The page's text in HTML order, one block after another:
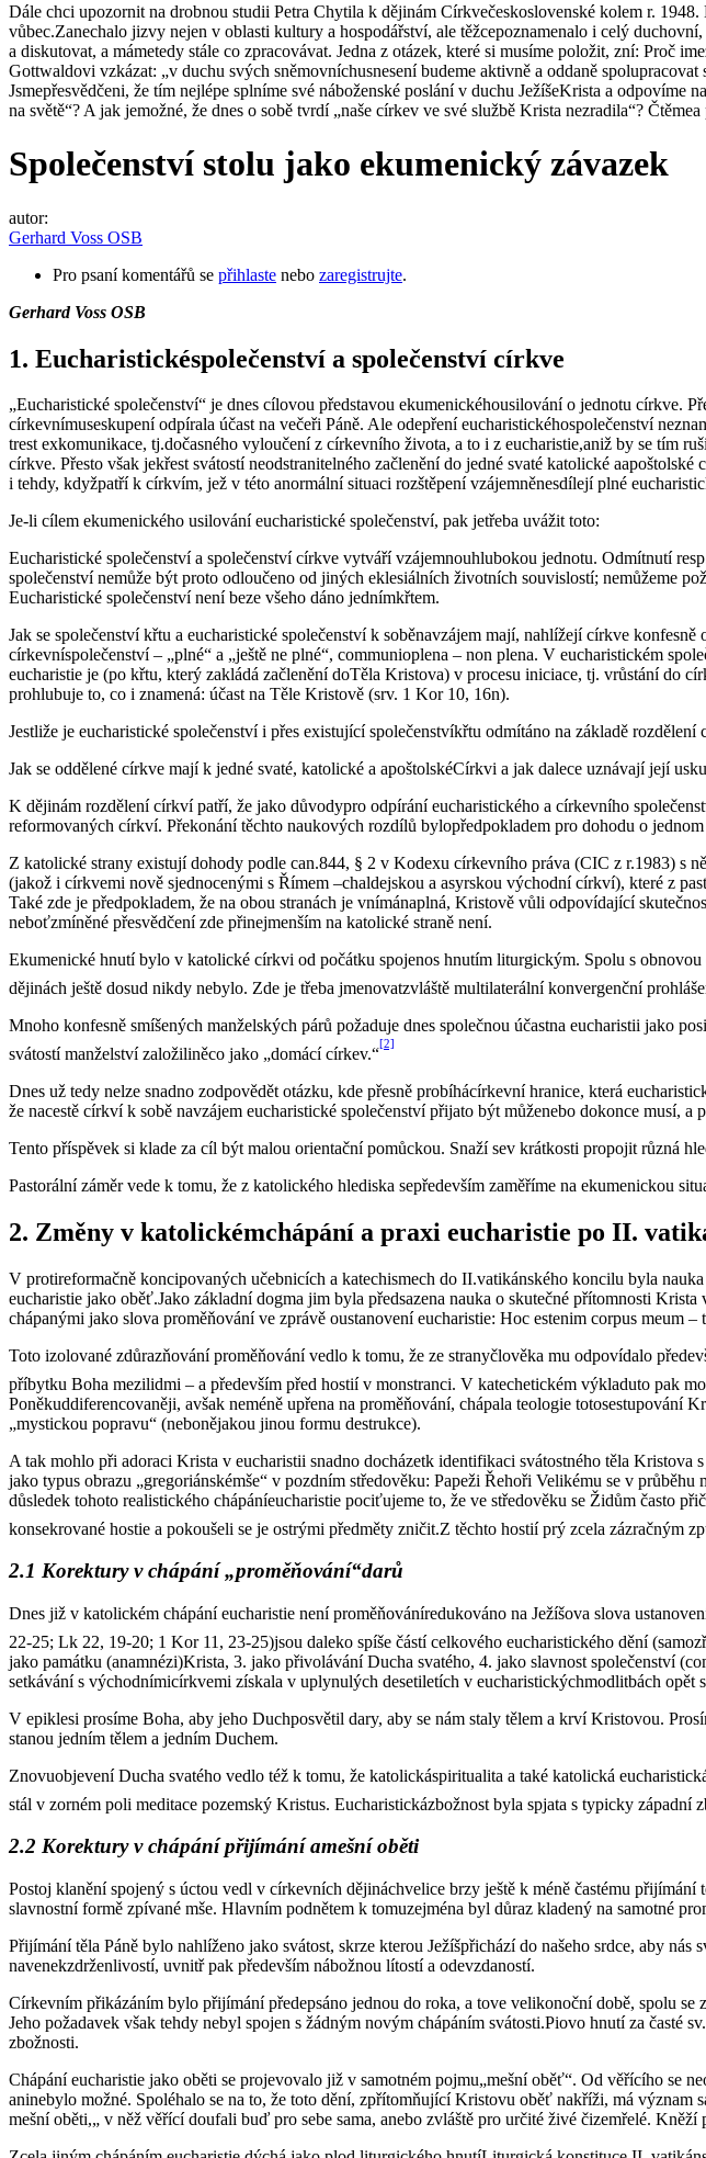
Dále chci upozornit na drobnou studii Petra Chytila k dějinám Církvečeskoslovenské kolem r.
vůbec.Zanechalo jizvy nejen v oblasti kultury a hospodářství, ale těžcepoznamenalo i celý
a diskutovat, a mámetedy stále co zpracovávat. Jedna z otázek, které si musíme položit, zní: Proč
Gottwaldovi vzkázat: „v duchu svých sněmovníchusnesení budeme aktivně a oddaně
Jsmepřesvědčeni, že tím nejlépe splníme své náboženské poslání v duchu JežíšeKrista a
na světě“? A jak jemožné, že dnes o sobě tvrdí „naše církev ve své službě Krista nezradila“?
Společenství stolu jako ekumenický závazek
autor:
Gerhard Voss OSB
Pro psaní komentářů se přihlaste nebo zaregistrujte.
Gerhard Voss OSB
1. Eucharistickéspolečenství a společenství církve
„Eucharistické společenství“ je dnes cílovou představou ekumenickéhousilování o jednotu církve.
církevnímuseskupení odpírala účast na večeři Páně. Ale odepření eucharistickéhospolečenství
trest exkomunikace, tj.dočasného vyloučení z církevního života, a to i z eucharistie,aniž by se tím
církve. Přesto však jekřest svátostí neodstranitelného začlenění do jedné svaté katolické
i tehdy, kdyžpatří k církvím, jež v této anormální situaci rozštěpení vzájemněnesdílejí plné
Je-li cílem ekumenického usilování eucharistické společenství, pak jetřeba uvážit toto:
Eucharistické společenství a společenství církve vytváří vzájemnouhlubokou jednotu. Odmítnutí
společenství nemůže být proto odloučeno od jiných eklesiálních životních souvislostí; nemůžeme
Eucharistické společenství není beze všeho dáno jednímkřtem.
Jak se společenství křtu a eucharistické společenství k soběnavzájem mají, nahlížejí církve
církevníspolečenství – „plné“ a „ještě ne plné“, communioplena – non plena. V eucharistickém
eucharistie je (po křtu, který zakládá začlenění doTěla Kristova) v procesu iniciace, tj. vrůstání do
prohlubuje to, co i znamená: účast na Těle Kristově (srv. 1 Kor 10, 16n).
Jestliže je eucharistické společenství i přes existující společenstvíkřtu odmítáno na základě
Jak se oddělené církve mají k jedné svaté, katolické a apoštolskéCírkvi a jak dalece uznávají její
K dějinám rozdělení církví patří, že jako důvodypro odpírání eucharistického a církevního
reformovaných církví. Překonání těchto naukových rozdílů bylopředpokladem pro dohodu o
Z katolické strany existují dohody podle can.844, § 2 v Kodexu církevního práva (CIC z r.1983)
(jakož i církvemi nově sjednocenými s Římem –chaldejskou a asyrskou východní církví), které z
Také zde je předpokladem, že na obou stranách je vnímánaplná, Kristově vůli odpovídající
neboťzmíněné přesvědčení zde přinejmenším na katolické straně není.
Ekumenické hnutí bylo v katolické církvi od počátku spojenos hnutím liturgickým. Spolu s
dějinách ještě dosud nikdy nebylo. Zde je třeba jmenovatzvláště multilaterální konvergenční
Mnoho konfesně smíšených manželských párů požaduje dnes společnou účastna eucharistii jako
svátostí manželství založiliněco jako „domácí církev.“
[2]
Dnes už tedy nelze snadno zodpovědět otázku, kde přesně probíhácírkevní hranice, která
že nacestě církví k sobě navzájem eucharistické společenství přijato být můženebo dokonce musí,
Tento příspěvek si klade za cíl být malou orientační pomůckou. Snaží sev krátkosti propojit různá
Pastorální záměr vede k tomu, že z katolického hlediska sepředevším zaměříme na ekumenickou
2. Změny v katolickémchápání a praxi eucharistie po II.
V protireformačně koncipovaných učebnicích a katechismech do II.vatikánského koncilu byla
eucharistie jako oběť.Jako základní dogma jim byla předsazena nauka o skutečné přítomnosti
chápanými jako slova proměňování ve zprávě oustanovení eucharistie: Hoc estenim corpus meum
Toto izolované zdůrazňování proměňování vedlo k tomu, že ze stranyčlověka mu odpovídalo
příbytku Boha mezilidmi – a především před hostií v monstranci. V katechetickém výkladuto pak
Poněkuddiferencovaněji, avšak neméně upřena na proměňování, chápala teologie
„mystickou popravu“ (nebonějakou jinou formu destrukce).
A tak mohlo při adoraci Krista v eucharistii snadno docházetk identifikaci svátostného těla
jako typus obrazu „gregoriánskémše“ v pozdním středověku: Papeži Řehoři Velikému se v
důsledek tohoto realistického chápáníeucharistie pociťujeme to, že ve středověku se Židům často
konsekrované hostie a pokoušeli se je ostrými předměty zničit.Z těchto hostií prý zcela zázračným
2.1 Korektury v chápání „proměňování“darů
Dnes již v katolickém chápání eucharistie není proměňováníredukováno na Ježíšova slova
22-25; Lk 22, 19-20; 1 Kor 11, 23-25)jsou daleko spíše částí celkového eucharistického dění
jako památku (anamnézi)Krista, 3. jako přivolávání Ducha svatého, 4. jako slavnost společenství
setkávání s východnímicírkvemi získala v uplynulých desetiletích v eucharistickýchmodlitbách opět
V epiklesi prosíme Boha, aby jeho Duchposvětil dary, aby se nám staly tělem a krví Kristovou.
stanou jedním tělem a jedním Duchem.
Znovuobjevení Ducha svatého vedlo též k tomu, že katolickáspiritualita a také katolická
stál v zorném poli meditace pozemský Kristus. Eucharistickázbožnost byla spjata s typicky západní
2.2 Korektury v chápání přijímání amešní oběti
Postoj klanění spojený s úctou vedl v církevních dějináchvelice brzy ještě k méně častému
slavnostní formě zpívané mše. Hlavním podnětem k tomuzejména byl důraz kladený na samotné
Přijímání těla Páně bylo nahlíženo jako svátost, skrze kterou Ježíšpřichází do našeho srdce, aby
navenekzdrženlivostí, uvnitř pak především nábožnou lítostí a odevzdaností.
Církevním přikázáním bylo přijímání předepsáno jednou do roka, a tove velikonoční době, spolu
Jeho požadavek však tehdy nebyl spojen s žádným novým chápáním svátosti.Piovo hnutí za
zbožnosti.
Chápání eucharistie jako oběti se projevovalo již v samotném pojmu„mešní oběť“. Od věřícího se
aninebylo možné. Spoléhalo se na to, že toto dění, zpřítomňující Kristovu oběť nakříži, má
mešní oběti,„ v něž věřící doufali buď pro sebe sama, anebo zvláště pro určité živé čizemřelé.